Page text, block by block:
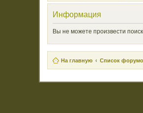
Информация
Вы не можете произвести
На главную Список